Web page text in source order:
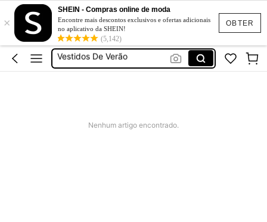
OBTER
×
SHEIN - Compras online de moda
Encontre mais descontos exclusivos e ofertas adicionais
no aplicativo da SHEIN!
(5,142)
Fato De Banho Mulher
Elitara
Vestidos De Verão
Vestidos De Cerimonia
Nenhum artigo encontrado.